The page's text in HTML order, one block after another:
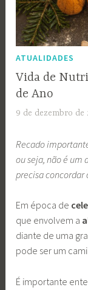
ATUALIDADES
Vida de
de Ano
9 de dezembro de
Recado
ou seja, não é um
precisa
Em época de
que envolvem a
diante de uma
pode ser um
É importante